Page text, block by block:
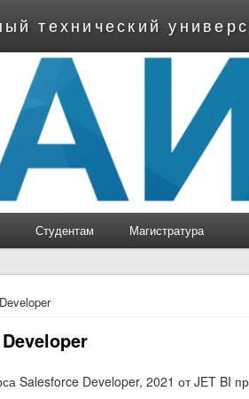
технический
Студентам Магистратура
Salesforce Developer, 2021 от JET BI